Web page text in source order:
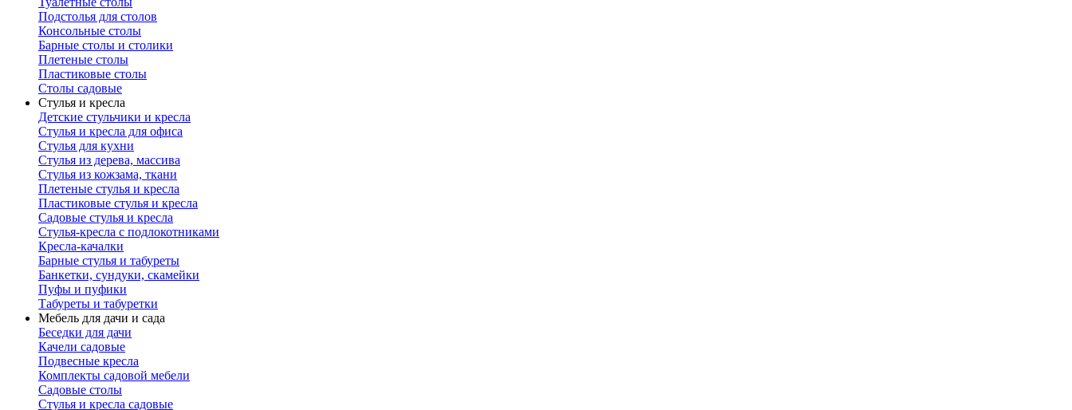
Подстолья для столов
Консольные столы
Барные столы и столики
Плетеные столы
Пластиковые столы
Столы садовые
Стулья и кресла
Детские стульчики и кресла
Стулья и кресла для офиса
Стулья для кухни
Стулья из дерева, массива
Стулья из кожзама, ткани
Плетеные стулья и кресла
Пластиковые стулья и кресла
Садовые стулья и кресла
Стулья-кресла с подлокотниками
Кресла-качалки
Барные стулья и табуреты
Банкетки, сундуки, скамейки
Пуфы и пуфики
Табуреты и табуретки
Мебель для дачи и сада
Беседки для дачи
Качели садовые
Подвесные кресла
Комплекты садовой мебели
Садовые столы
Стулья и кресла садовые